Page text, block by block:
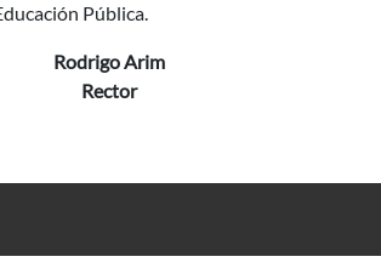
Pública.
Rodrigo Arim
Rector